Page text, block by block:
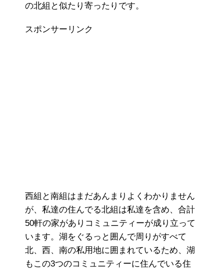
の北組と似たり寄ったりです。
スポンサーリンク
西組と南組はまだあんまりよくわかりません
が、私達の住んでる北組は私達を含め、合計
50軒の家がありコミュニティーが成り立って
います。湖をぐるっと囲んで周りがすべて
北、西、南の私用地に囲まれているため、湖
もこの3つのコミュニティーに住んでいる住